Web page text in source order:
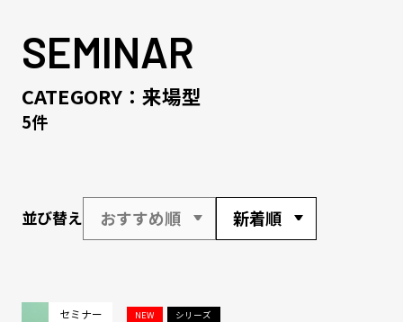
SEMINAR
CATEGORY：来場型
5件
並び替え おすすめ順 新着順
セミナー NEW
シリーズ